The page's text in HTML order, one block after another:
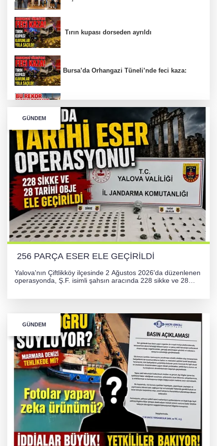
Tırın kupası dorseden ayrıldı
Bursa’da Orhangazi Tüneli’nde feci kaza:
KARŞILIĞI NEREDE?
TONAMİ KÖPRÜSÜ'NDE PANİK!
GÜNEY MARMARA OTOYOLU İMAR
PLANLARI ASKIDA!
GÜNEY MARMARA OTOYOLU İMAR
PLANLARI ASKIDA!
GÜNDEM
256 PARÇA ESER ELE GEÇİRİLDİ
Yalova'nın Çiftlikköy ilçesinde 2 Ağustos 2026'da düzenlenen
operasyonda, Ş.F. isimli şahsın aracında 228 sikke ve 28
GÜNDEM